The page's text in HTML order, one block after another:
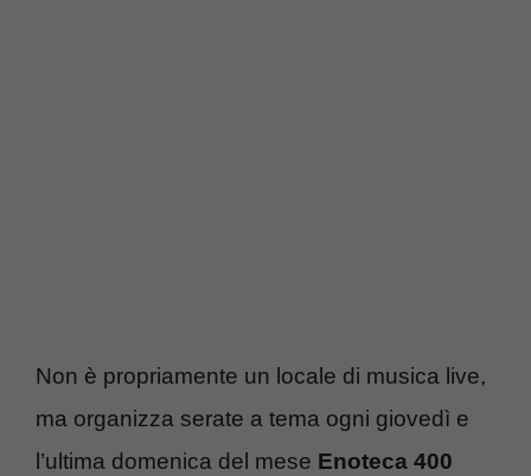
Non è propriamente un locale di musica live,
ma organizza serate a tema ogni giovedì e
l’ultima domenica del mese Enoteca 400